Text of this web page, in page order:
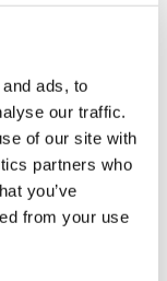
ads, to
our traffic.
of our site with
partners who
you’ve
from your use
sorgen für eine
ein ohnehin
mit lieben Freunden
Schwarz— neutral
und dennoch viel